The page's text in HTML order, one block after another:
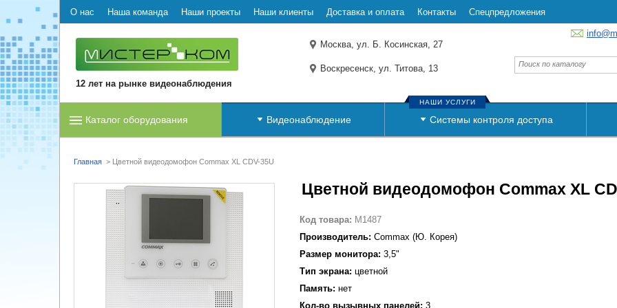
О нас Наша команда Наши проекты Наши клиенты Доставка и оплата Контакты Спецпредложения
12 лет на рынке видеонаблюдения
Москва, ул. Б. Косинская, 27
Воскресенск, ул. Титова, 13
Каталог оборудования Видеонаблюдение Системы контроля доступа
НАШИ УСЛУГИ
Главная > Цветной видеодомофон Commax XL CDV-35U
Цветной видеодомофон Commax XL
Код товара: M1487
Производитель: Сommax (Ю. Корея)
Размер монитора: 3,5"
Тип экрана: цветной
Память: нет
Кол-во вызывных панелей: 3